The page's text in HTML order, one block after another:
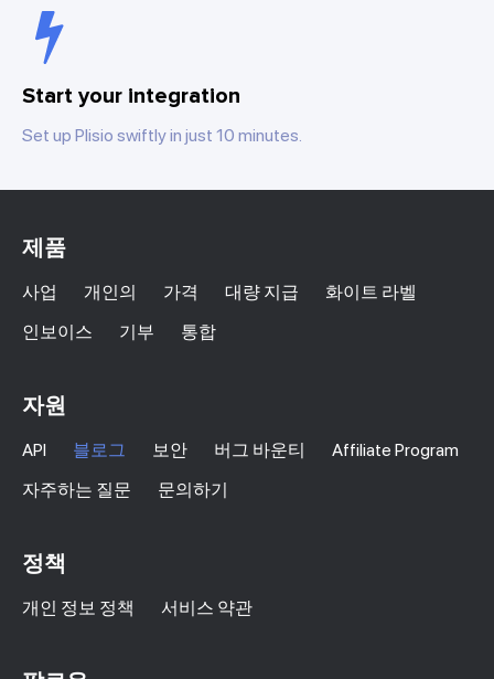
Start your integration
Set up Plisio swiftly in just 10 minutes.
제품
사업 개인의 가격 대량 지급
화이트 라벨
인보이스
기부 통합
자원
API 블로그 보안 버그 바운티
Affiliate Program
자주하는 질문
문의하기
정책
개인 정보 정책 서비스 약관